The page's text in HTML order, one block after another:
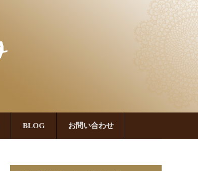
BLOG お問い合わせ